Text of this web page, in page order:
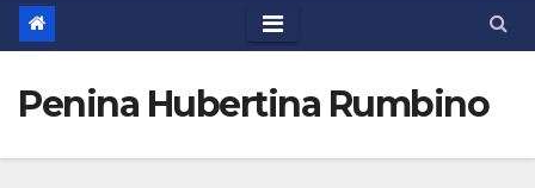
Penina Hubertina Rumbino